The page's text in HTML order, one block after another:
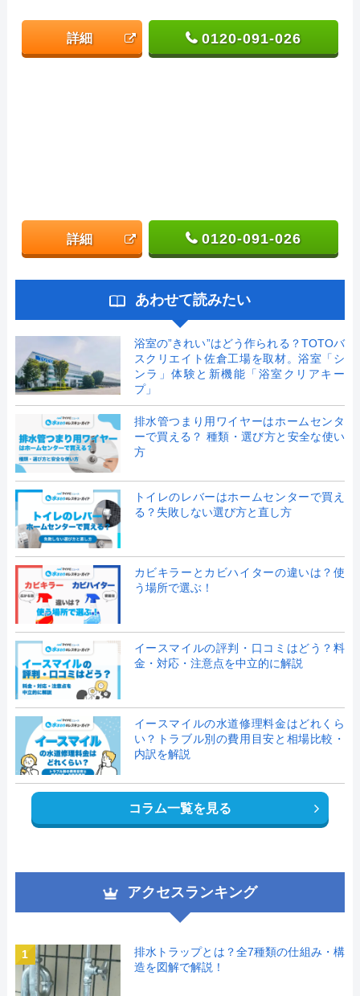
詳細 0120-091-026
詳細 0120-091-026
あわせて読みたい
浴室の”きれい”はどう作られる？TOTOバ
スクリエイト佐倉工場を取材。浴室「シ
ンラ」体験と新機能「浴室クリアキー
プ」
排水管つまり用ワイヤーはホームセンタ
ーで買える？ 種類・選び方と安全な使い
方
トイレのレバーはホームセンターで買え
る？失敗しない選び方と直し方
カビキラーとカビハイターの違いは？使
う場所で選ぶ！
イースマイルの評判・口コミはどう？料
金・対応・注意点を中立的に解説
イースマイルの水道修理料金はどれくら
い？トラブル別の費用目安と相場比較・
内訳を解説
コラム一覧を見る
アクセスランキング
1
排水トラップとは？全7種類の仕組み・構
造を図解で解説！